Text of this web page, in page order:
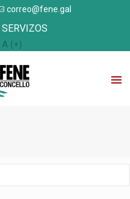
correo@fene.gal
SERVIZOS
A (+)